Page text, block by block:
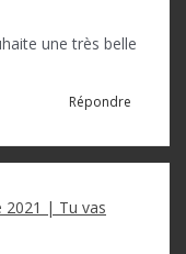
une très belle
Répondre
2021 | Tu vas